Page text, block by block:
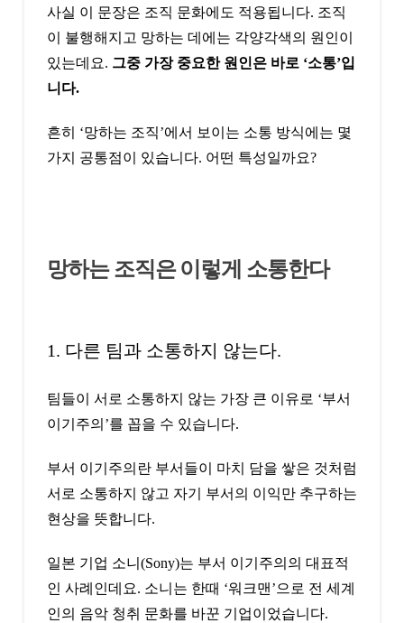
사실 이 문장은 조직 문화에도 적용됩니다. 조직
이 불행해지고 망하는 데에는 각양각색의 원인이
있는데요. 그중 가장 중요한 원인은 바로 ‘소통’입
니다.
흔히 ‘망하는 조직’에서 보이는 소통 방식에는 몇
가지 공통점이 있습니다. 어떤 특성일까요?
망하는 조직은 이렇게 소통한다
1. 다른 팀과 소통하지 않는다.
팀들이 서로 소통하지 않는 가장 큰 이유로 ‘부서
이기주의’를 꼽을 수 있습니다.
부서 이기주의란 부서들이 마치 담을 쌓은 것처럼
서로 소통하지 않고 자기 부서의 이익만 추구하는
현상을 뜻합니다.
일본 기업 소니(Sony)는 부서 이기주의의 대표적
인 사례인데요. 소니는 한때 ‘워크맨’으로 전 세계
인의 음악 청취 문화를 바꾼 기업이었습니다.